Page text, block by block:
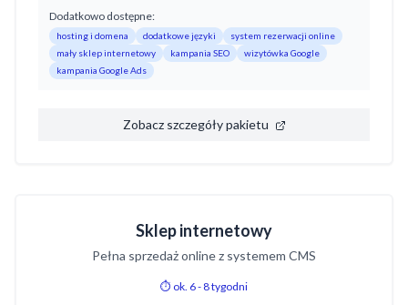
Dodatkowo dostępne:
hosting i domena dodatkowe języki
system rezerwacji online
mały sklep internetowy
kampania SEO
wizytówka Google
kampania Google Ads
Zobacz szczegóły pakietu
Sklep internetowy
Pełna sprzedaż online z systemem CMS
⏱️ ok. 6 - 8 tygodni